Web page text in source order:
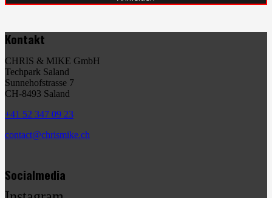
Kontakt
CHRIS & MIKE GmbH
Techpark Saland
Sunnehofstrasse 7
CH-8493 Saland
+41 52 347 09 23
contact@chrismike.ch
Socialmedia